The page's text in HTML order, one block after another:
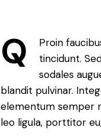
Q
Proin
tincidunt.
sodales
blandit pulvinar.
elementum semper
leo ligula, porttitor